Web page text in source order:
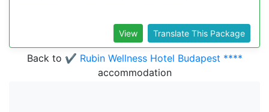
View Translate This Package
Back to ✔️ Rubin Wellness Hotel Budapest ****
accommodation